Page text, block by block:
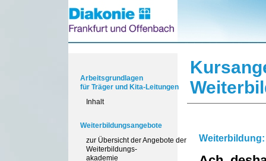
Arbeitsgrundlagen
für Träger und Kita-Leitungen
Inhalt
Weiterbildungsangebote
zur Übersicht der Angebote der
Weiterbildungs-
akademie
Weiterbildung: